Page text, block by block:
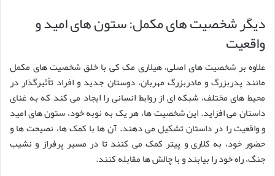
دیگر شخصیت های مکمل: ستون های امید و
واقعیت
علاوه بر شخصیت های اصلی، هیلاری مک کی با خلق شخصیت های مکمل
مانند پدربزرگ و مادربزرگ مهربان، دوستان جدید و افراد تأثیرگذار در
محیط های مختلف، شبکه ای از روابط انسانی را ایجاد می کند که به غنای
داستان می افزاید. این شخصیت ها، هر یک به نوبه خود، ستون های امید
و واقعیت را در داستان تشکیل می دهند. آن ها با کمک ها، نصیحت ها و
حضور خود، به کلاری و پیتر کمک می کنند تا در مسیر پرفراز و نشیب
جنگ، راه خود را بیابند و با چالش ها مقابله کنند.